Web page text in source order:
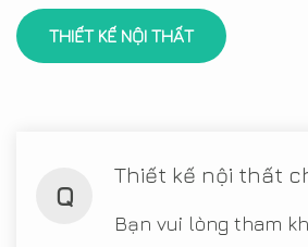
THIẾT KẾ NỘI THẤT
Q
Thiết kế nội thất
Bạn vui lòng tham